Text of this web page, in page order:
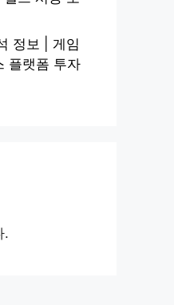
정보 | 게임
플랫폼 투자
.